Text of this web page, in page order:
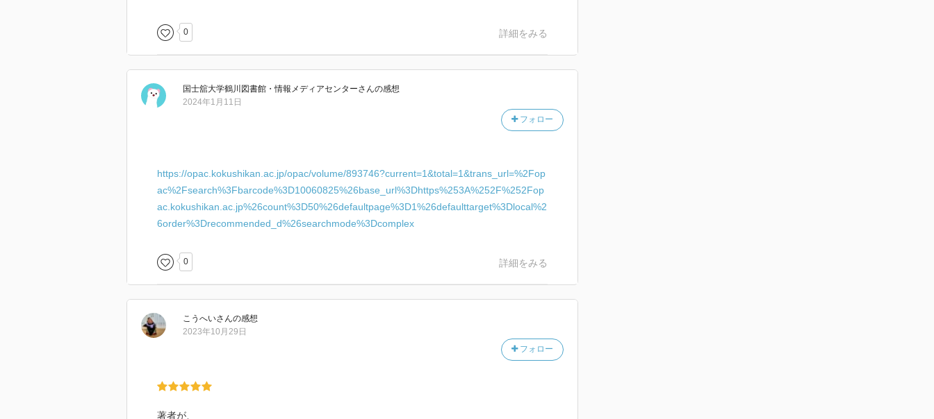
0 詳細をみる
国士舘大学鶴川図書館・情報メディアセンターさんの感想
フォロー
2024年1月11日
https://opac.kokushikan.ac.jp/opac/volume/893746?current=1&total=1&trans_url=%2Fop
ac%2Fsearch%3Fbarcode%3D10060825%26base_url%3Dhttps%253A%252F%252Fop
ac.kokushikan.ac.jp%26count%3D50%26defaultpage%3D1%26defaulttarget%3Dlocal%2
6order%3Drecommended_d%26searchmode%3Dcomplex
0 詳細をみる
こうへいさんの感想
フォロー
2023年10月29日
著者が、